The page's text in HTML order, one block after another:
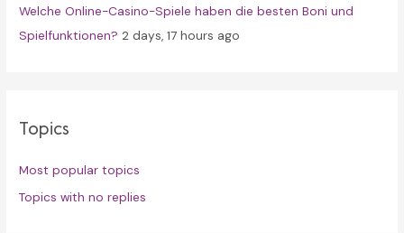
Welche Online-Casino-Spiele haben die besten Boni und
Spielfunktionen? 2 days, 17 hours ago
Topics
Most popular topics
Topics with no replies